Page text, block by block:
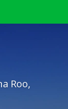
Roo,